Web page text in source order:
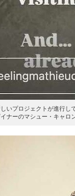
しいプロジェクトが進行
ナーのマシュー・キャロ